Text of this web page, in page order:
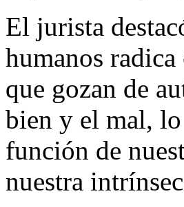
El jurista
humanos radica
que gozan de
bien y el mal, lo
función de
nuestra